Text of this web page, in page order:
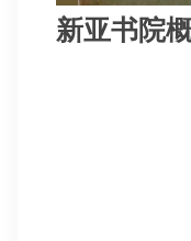
新亚书院